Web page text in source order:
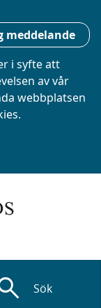
meddelande
i syfte att
av vår
webbplatsen
Sök